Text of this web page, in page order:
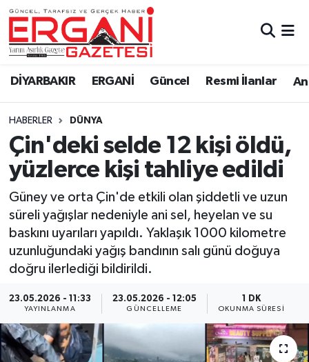
DİYARBAKIR ERGANİ Güncel Resmi İlanlar
HABERLER DÜNYA
Çin'deki selde 12 kişi öldü,
yüzlerce kişi tahliye edildi
Güney ve orta Çin'de etkili olan şiddetli ve uzun
süreli yağışlar nedeniyle ani sel, heyelan ve su
baskını uyarıları yapıldı. Yaklaşık 1000 kilometre
uzunluğundaki yağış bandının salı günü doğuya
doğru ilerlediği bildirildi.
23.05.2026 - 11:33
YAYINLANMA
23.05.2026 - 12:05
GÜNCELLEME
1 DK
OKUNMA SÜRESI
DİYARBAKIR
BİSMİL
BAĞLAR
ERGANİ
Güncel
Eği̇ti̇m
Resmi İlanlar
Sağlık
Si̇yaset
Spor
Yaşam
Ergani Nöbetçi Eczaneler
Ergani Hava Durumu
Ergani Trafik Yoğunluk Haritası
Süper Lig Puan Durumu ve Fikstür
Tüm Manşetler
Son Dakika Haberleri
Haber Arşivi